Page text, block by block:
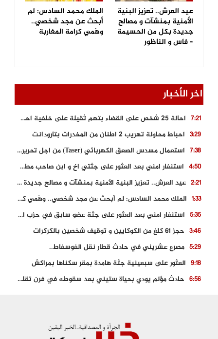
عيد العرش.. تعزيز البنية
الأمنية بمنشآت و مصالح
جديدة بكل من الحسيمة
– فاس و الناظور
الملك محمد السادس: لم
أبحث عن مجد شخصي..
وهَمي كرامة المغاربة
اخر الأخبار
7:21
احالة 25 شخص على القضاء بتهم ثقيلة على خلفية احداث المناطق الشمالية
3:29 احباط محاولة تهريب 2 اطنان من المخدرات بتارودانت
7:38
استعمال مسدس الصعق الكهربائي (Taser) من اجل تحرير شابة محتجزة
4:50
استنفار امني بعد العثور على جثتي اخ و ابن صاحب مطعم اسماك مشهور بطنجة
2:21
عيد العرش.. تعزيز البنية الأمنية بمنشآت و مصالح جديدة بكل من الحسيمة – فاس و الناظور
1:33
الملك محمد السادس: لم أبحث عن مجد شخصي.. وهَمي كرامة المغاربة
5:35
استنفار امني بعد العثور على جثة عضو سابق في حزب المصباح بالقنيطرة..
3:46 حجز 61 كلغ من الكوكايين و توقيف شخصين بالكركرات
5:29 مصرع عشريني في حادث قطار نقل الفوسفاط..
9:18 العثور على سبعينية جثة هامدة بمقر سكناها بمراكش
6:56
حادث مؤلم يودي بحياة ستيني بعد سقوطه في فرن تقليدي “للجير”